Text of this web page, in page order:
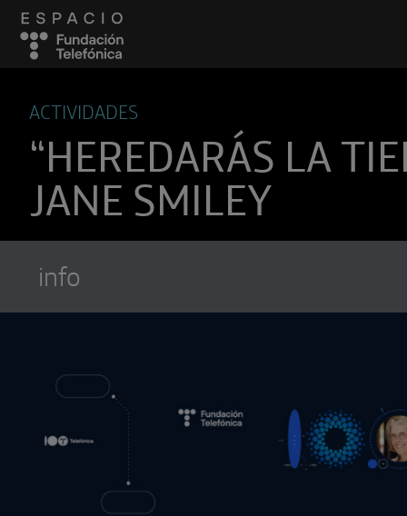
ACTIVIDADES
“HEREDARÁS LA
JANE SMILEY
info